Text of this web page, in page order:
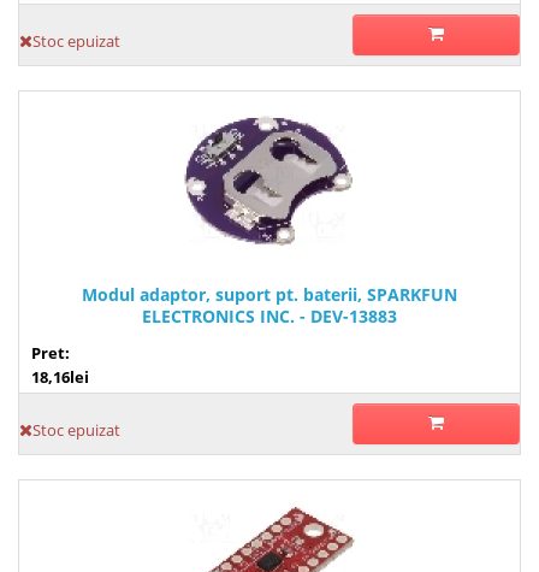
Stoc epuizat
Modul adaptor, suport pt. baterii, SPARKFUN
ELECTRONICS INC. - DEV-13883
Pret:
18,16lei
Stoc epuizat